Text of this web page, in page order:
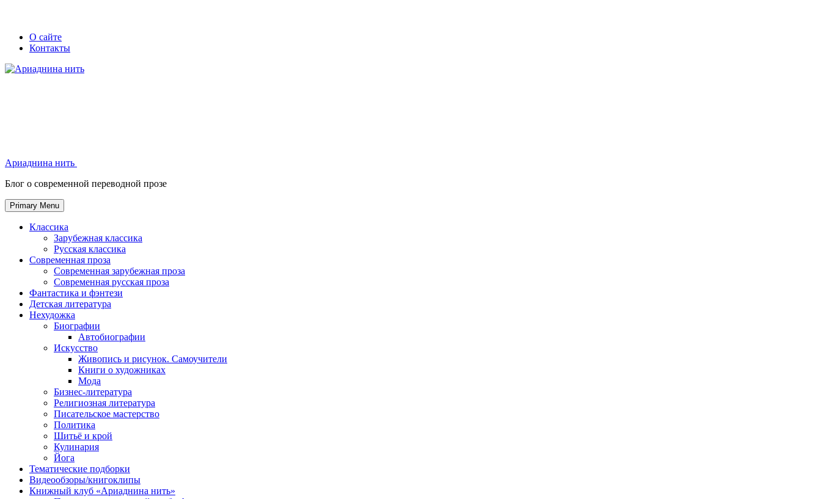
Skip
Secondary
left
navigation
Secondary
right
navigation
О сайте
Контакты
Ариаднина нить
Блог о современной переводной прозе
Primary Menu
Классика
Зарубежная классика
Русская классика
Современная проза
Современная зарубежная проза
Современная русская проза
Фантастика и фэнтези
Детская литература
Нехудожка
Биографии
Автобиографии
Искусство
Живопись и рисунок. Самоучители
Книги о художниках
Мода
Бизнес-литература
Религиозная литература
Писательское мастерство
Политика
Шитьё и крой
Кулинария
Йога
Тематические подборки
Видеообзоры/книгоклипы
Книжный клуб «Ариаднина нить»